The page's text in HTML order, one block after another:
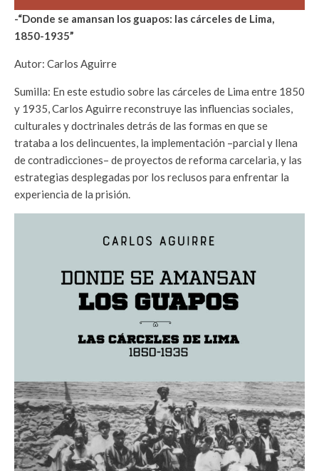
-“Donde se amansan los guapos: las cárceles de Lima,
1850-1935”
Autor: Carlos Aguirre
Sumilla: En este estudio sobre las cárceles de Lima entre 1850
y 1935, Carlos Aguirre reconstruye las influencias sociales,
culturales y doctrinales detrás de las formas en que se
trataba a los delincuentes, la implementación –parcial y llena
de contradicciones– de proyectos de reforma carcelaria, y las
estrategias desplegadas por los reclusos para enfrentar la
experiencia de la prisión.